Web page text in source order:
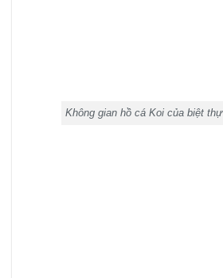
Không gian hồ cá Koi của biệt thự